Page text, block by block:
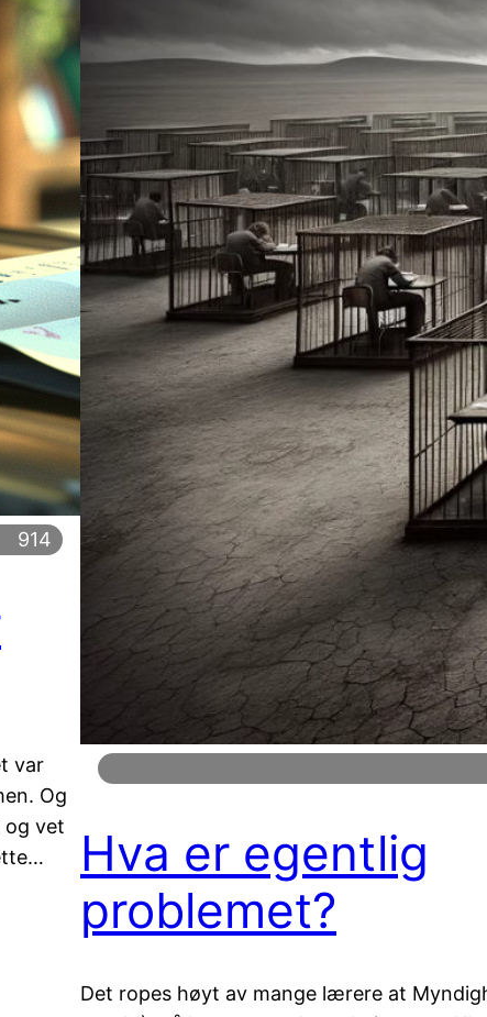
914
var
Og
og vet
Hva er egentlig
problemet?
Det ropes høyt av mange lærere at